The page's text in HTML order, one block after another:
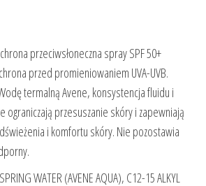
przeciwsłoneczna spray SPF 50+
przed promieniowaniem UVA-UVB.
termalną Avene, konsystencja fluidu i
ograniczają przesuszanie skóry i zapewniają
i komfortu skóry. Nie pozostawia
WATER (AVENE AQUA), C12-15 ALKYL